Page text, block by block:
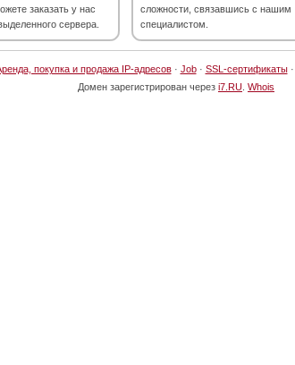
заказать у нас
сервера.
сложности, связавшись с нашим
специалистом.
покупка и продажа IP-адресов· Job· SSL-сертификаты·
Домен зарегистрирован через i7.RU Whois